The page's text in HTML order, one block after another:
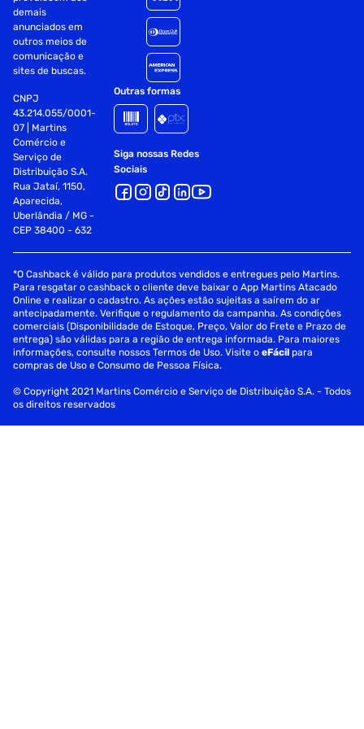
volume, contudo, corresponde ao peso líquido indicado.
O ministério da saúde informa: O aleitamento materno evita
infecções e alergias e é recomendado até os 2 (Dois) anos
de idade ou mais. Após os 6 (Seis) meses de idade, continue
amamentando seu filho e ofereça novos alimentos.
Fornecedor: Nestlé
Especificações
Departamento
demais
anunciados em
outros meios de
comunicação e
sites de buscas.
CNPJ
43.214.055/0001-
07 | Martins
Comércio e
Serviço de
Distribuição S.A.
Rua Jataí, 1150,
Aparecida,
Uberlândia / MG -
CEP 38400 - 632
Outras formas
Siga nossas Redes
Sociais
*O Cashback é válido para produtos vendidos e entregues pelo Martins.
Para resgatar o cashback o cliente deve baixar o App Martins Atacado
Online e realizar o cadastro. As ações estão sujeitas a saírem do ar
antecipadamente. Verifique o regulamento da campanha. As condições
comerciais (Disponibilidade de Estoque, Preço, Valor do Frete e Prazo de
entrega) são válidas para a região de entrega informada. Para maiores
informações, consulte nossos Termos de Uso. Visite oeFácil para
compras de Uso e Consumo de Pessoa Física.
© Copyright 2021 Martins Comércio e Serviço de Distribuição S.A. - Todos
os direitos reservados